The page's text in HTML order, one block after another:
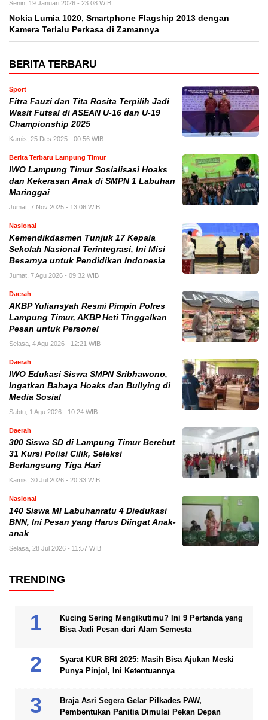
Senin, 19 Januari 2026 - 23:08 WIB
Nokia Lumia 1020, Smartphone Flagship 2013 dengan
Kamera Terlalu Perkasa di Zamannya
BERITA TERBARU
Sport
Fitra Fauzi dan Tita Rosita Terpilih Jadi
Wasit Futsal di ASEAN U-16 dan U-19
Championship 2025
Kamis, 25 Des 2025 - 00:56 WIB
Berita Terbaru Lampung Timur
IWO Lampung Timur Sosialisasi Hoaks
dan Kekerasan Anak di SMPN 1 Labuhan
Maringgai
Jumat, 7 Nov 2025 - 13:06 WIB
Nasional
Kemendikdasmen Tunjuk 17 Kepala
Sekolah Nasional Terintegrasi, Ini Misi
Besarnya untuk Pendidikan Indonesia
Jumat, 7 Agu 2026 - 09:32 WIB
Daerah
AKBP Yuliansyah Resmi Pimpin Polres
Lampung Timur, AKBP Heti Tinggalkan
Pesan untuk Personel
Selasa, 4 Agu 2026 - 12:21 WIB
Daerah
IWO Edukasi Siswa SMPN Sribhawono,
Ingatkan Bahaya Hoaks dan Bullying di
Media Sosial
Sabtu, 1 Agu 2026 - 10:24 WIB
Daerah
300 Siswa SD di Lampung Timur Berebut
31 Kursi Polisi Cilik, Seleksi
Berlangsung Tiga Hari
Kamis, 30 Jul 2026 - 20:33 WIB
Nasional
140 Siswa MI Labuhanratu 4 Diedukasi
BNN, Ini Pesan yang Harus Diingat Anak-
anak
Selasa, 28 Jul 2026 - 11:57 WIB
TRENDING
Kucing Sering Mengikutimu? Ini 9 Pertanda yang
Bisa Jadi Pesan dari Alam Semesta
Syarat KUR BRI 2025: Masih Bisa Ajukan Meski
Punya Pinjol, Ini Ketentuannya
Braja Asri Segera Gelar Pilkades PAW,
Pembentukan Panitia Dimulai Pekan Depan